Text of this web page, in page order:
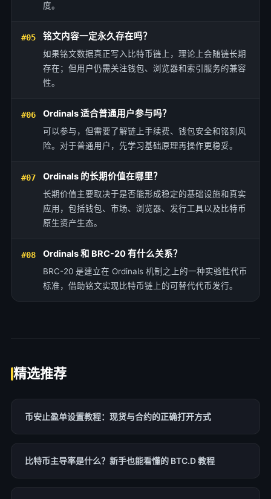
度。
#05 铭文内容一定永久存在吗？
如果铭文数据真正写入比特币链上，理论上会随链长期
存在；但用户仍需关注钱包、浏览器和索引服务的兼容
性。
#06 Ordinals 适合普通用户参与吗？
可以参与，但需要了解链上手续费、钱包安全和铭刻风
险。对于普通用户，先学习基础原理再操作更稳妥。
#07 Ordinals 的长期价值在哪里？
长期价值主要取决于是否能形成稳定的基础设施和真实
应用，包括钱包、市场、浏览器、发行工具以及比特币
原生资产生态。
#08 Ordinals 和 BRC-20 有什么关系？
BRC-20 是建立在 Ordinals 机制之上的一种实验性代币
标准，借助铭文实现比特币链上的可替代代币发行。
精选推荐
币安止盈单设置教程：现货与合约的正确打开方式
比特币主导率是什么？新手也能看懂的 BTC.D 教程